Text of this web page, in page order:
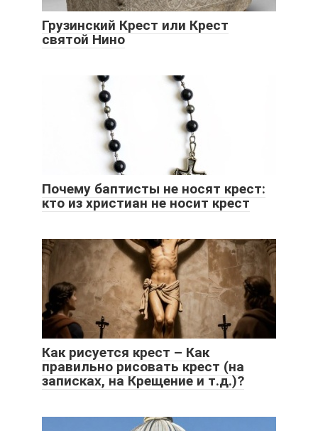
Грузинский Крест или Крест
святой Нино
Почему баптисты не носят крест:
кто из христиан не носит крест
Как рисуется крест – Как
правильно рисовать крест (на
записках, на Крещение и т.д.)?